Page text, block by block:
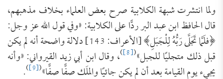
ولما انتشرت شبهة الكلابية صرح بعض العلماء بخلاف مذهبهم،
قال الحافظ ابن عبد البر ردًّا على الكلابية: «وفي قول الله عز وجل:
﴿فلَمَّا تَجَلَّى رَبُّهُ لِلْجَبَلِ﴾ [الأعراف: 143] دلالة واضحة أنه لم يكن
قبل ذلك متجليًا للجبل»(
[8]
)، وقال ابن أبي زيد القيرواني: «وأنه
يجيء يوم القيامة بعد أن لم يكن جائيًا والملَك صفًّا صفًّا»(
[9]
)
.